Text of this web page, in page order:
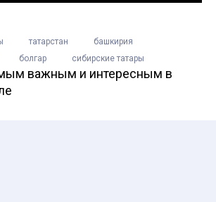
татарстан
башкирия
болгар сибирские татары
важным и интересным в